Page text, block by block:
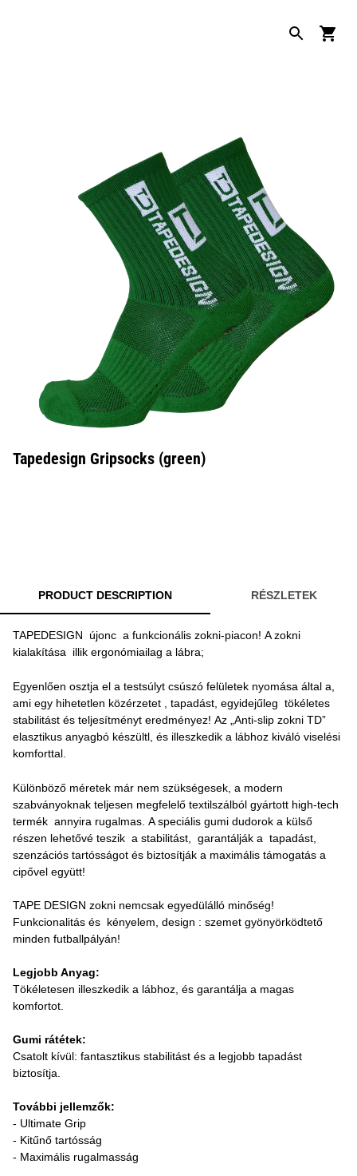
Tapedesign Gripsocks (green)
PRODUCT DESCRIPTION RÉSZLETEK
TAPEDESIGN újonc a funkcionális zokni-piacon! A zokni
kialakítása illik ergonómiailag a lábra;
Egyenlően osztja el a testsúlyt csúszó felületek nyomása által a,
ami egy hihetetlen közérzetet , tapadást, egyidejűleg tökéletes
stabilitást és teljesítményt eredményez! Az „Anti-slip zokni TD”
elasztikus anyagbó készültl, és illeszkedik a lábhoz kiváló viselési
komforttal.
Különböző méretek már nem szükségesek, a modern
szabványoknak teljesen megfelelő textilszálból gyártott high-tech
termék annyira rugalmas. A speciális gumi dudorok a külső
részen lehetővé teszik a stabilitást, garantálják a tapadást,
szenzációs tartósságot és biztosítják a maximális támogatás a
cipővel együtt!
TAPE DESIGN zokni nemcsak egyedülálló minőség!
Funkcionalitás és kényelem, design : szemet gyönyörködtető
minden futballpályán!
Legjobb Anyag:
Tökéletesen illeszkedik a lábhoz, és garantálja a magas
komfortot.
Gumi rátétek:
Csatolt kívül: fantasztikus stabilitást és a legjobb tapadást
biztosítja.
További jellemzők:
- Ultimate Grip
- Kitűnő tartósság
- Maximális rugalmasság